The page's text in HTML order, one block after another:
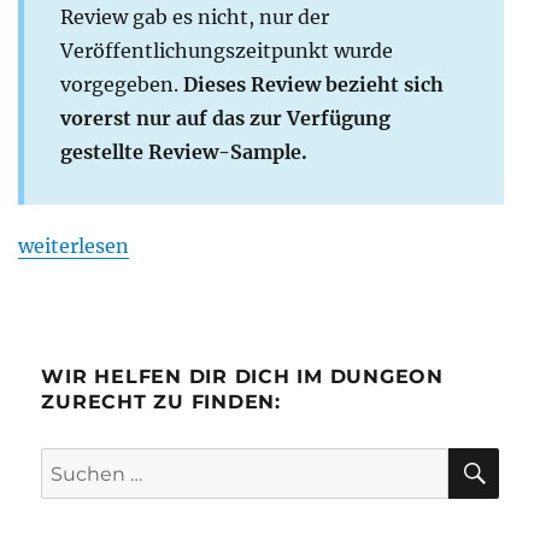
Review gab es nicht, nur der
Veröffentlichungszeitpunkt wurde
vorgegeben. Dieses Review bezieht sich
vorerst nur auf das zur Verfügung
gestellte Review-Sample.
„Review: Hoshi no Houseki – Sternenjuwel“
weiterlesen
WIR HELFEN DIR DICH IM DUNGEON
ZURECHT ZU FINDEN:
Suchen
nach: